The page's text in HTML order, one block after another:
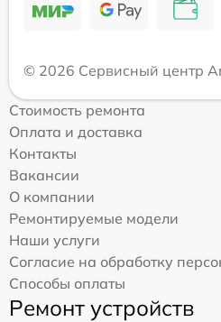
© 2026 Сервисный центр
Стоимость ремонта
Оплата и доставка
Контакты
Вакансии
О компании
Ремонтируемые модели
Наши услуги
Согласие на обработку
Способы оплаты
Ремонт устройств